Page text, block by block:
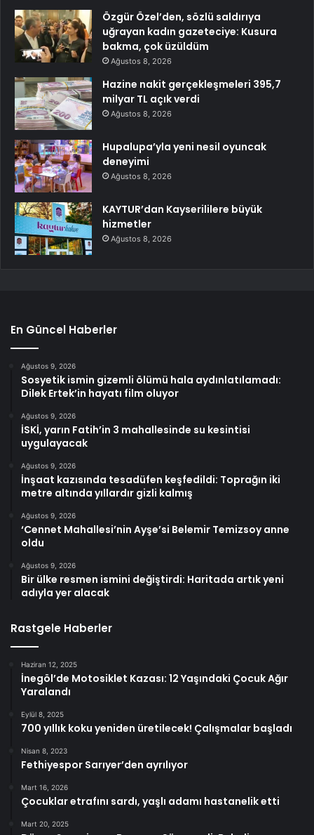
Özgür Özel’den, sözlü saldırıya
uğrayan kadın gazeteciye: Kusura
bakma, çok üzüldüm
Ağustos 8, 2026
Hazine nakit gerçekleşmeleri 395,7
milyar TL açık verdi
Ağustos 8, 2026
Hupalupa’yla yeni nesil oyuncak
deneyimi
Ağustos 8, 2026
KAYTUR’dan Kayserililere büyük
hizmetler
Ağustos 8, 2026
En Güncel Haberler
Ağustos 9, 2026
Sosyetik ismin gizemli ölümü hala aydınlatılamadı:
Dilek Ertek’in hayatı film oluyor
Ağustos 9, 2026
İSKİ, yarın Fatih’in 3 mahallesinde su kesintisi
uygulayacak
Ağustos 9, 2026
İnşaat kazısında tesadüfen keşfedildi: Toprağın iki
metre altında yıllardır gizli kalmış
Ağustos 9, 2026
‘Cennet Mahallesi’nin Ayşe’si Belemir Temizsoy anne
oldu
Ağustos 9, 2026
Bir ülke resmen ismini değiştirdi: Haritada artık yeni
adıyla yer alacak
Rastgele Haberler
Haziran 12, 2025
İnegöl’de Motosiklet Kazası: 12 Yaşındaki Çocuk Ağır
Yaralandı
Eylül 8, 2025
700 yıllık koku yeniden üretilecek! Çalışmalar başladı
Nisan 8, 2023
Fethiyespor Sarıyer’den ayrılıyor
Mart 16, 2026
Çocuklar etrafını sardı, yaşlı adamı hastanelik etti
Mart 20, 2025